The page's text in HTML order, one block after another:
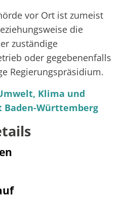
vor Ort ist zumeist
die
zuständige
oder gegebenenfalls
Regierungspräsidium.
Klima und
Baden-Württemberg